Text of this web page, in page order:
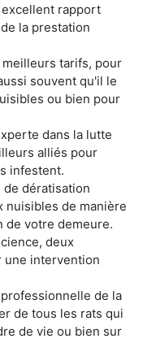
rapport
la prestation
tarifs, pour
souvent qu'il le
ou bien pour
dans la lutte
alliés pour
infestent.
dératisation
nuisibles de manière
de votre demeure.
deux
une intervention
de la
de tous les rats qui
de vie ou bien sur